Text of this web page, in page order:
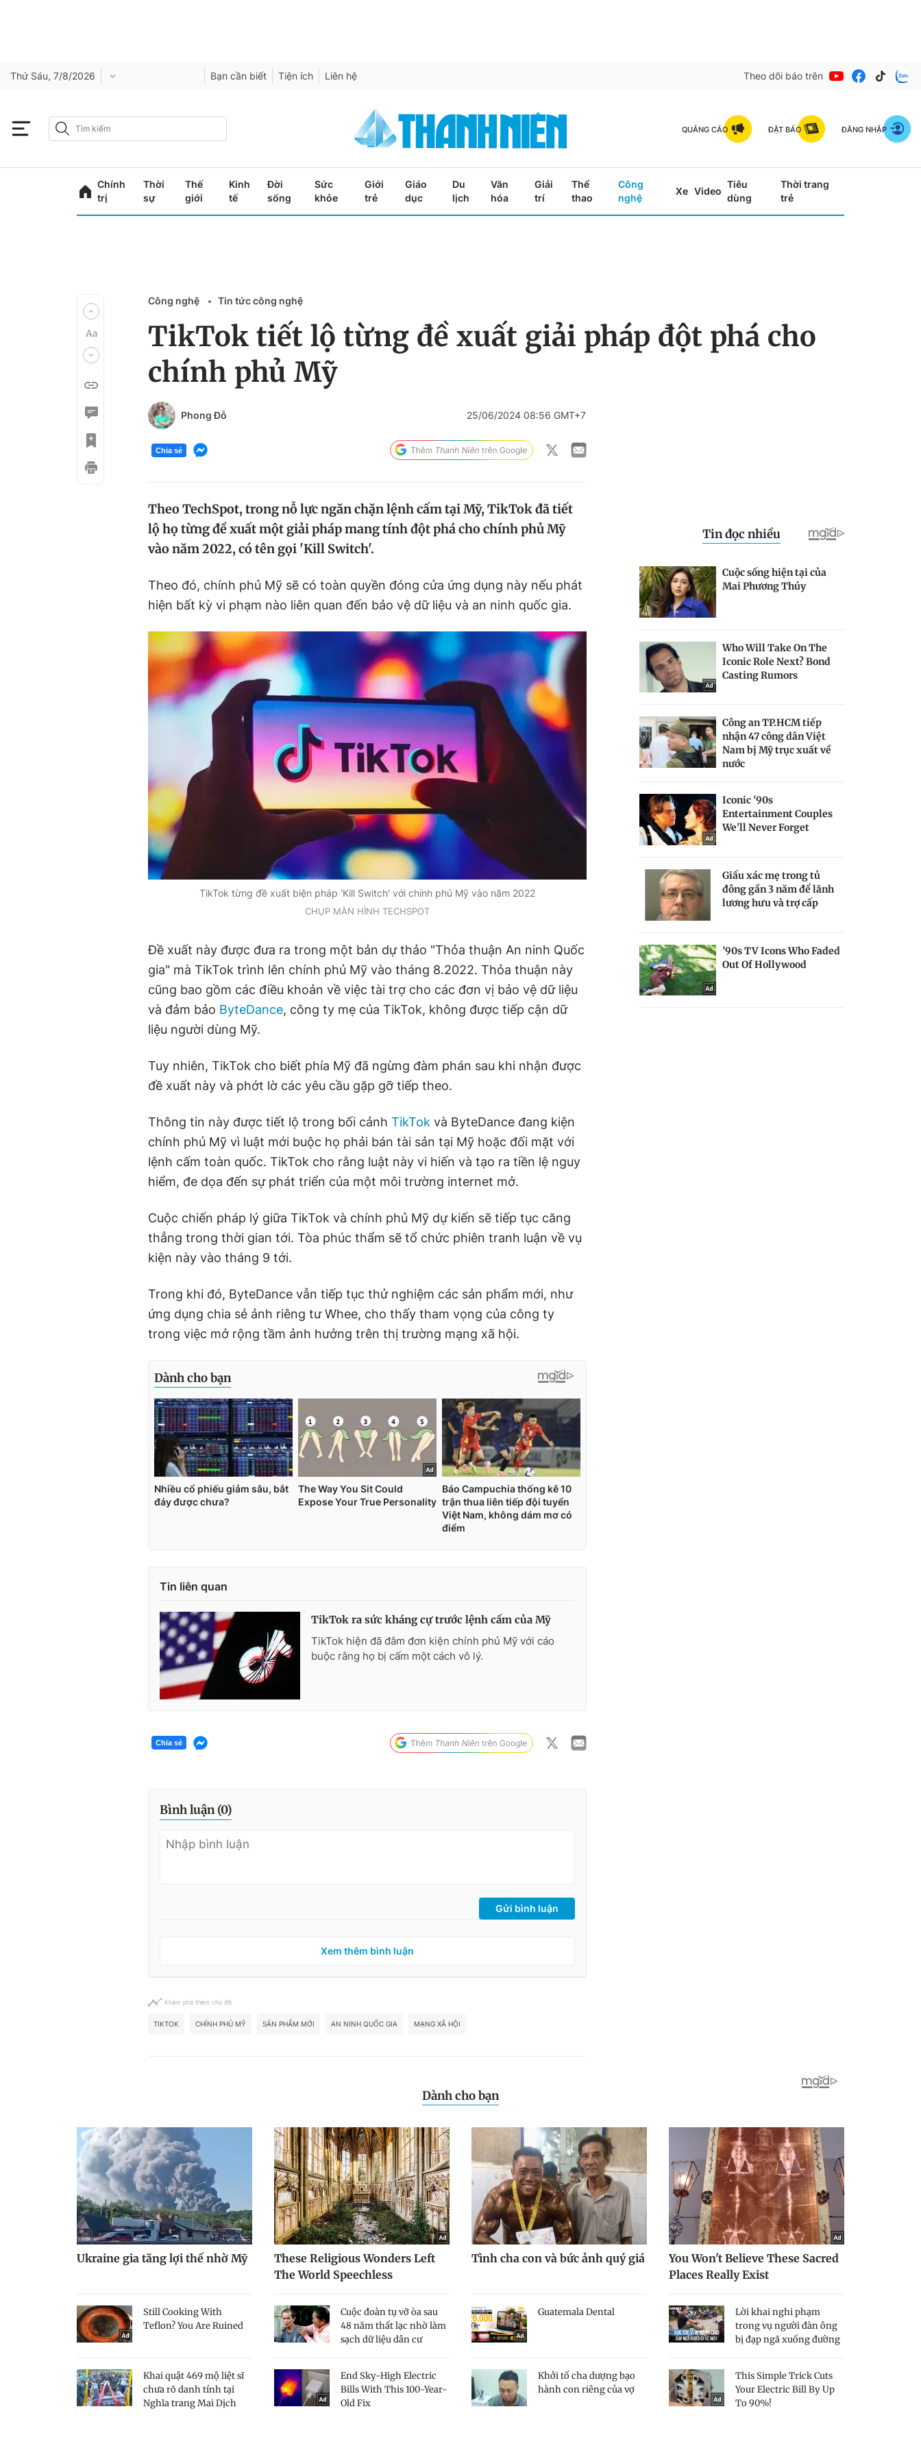
Thứ Sáu, 7/8/2026 Bạn cần biết Tiện ích Liên hệ Theo dõi báo trên
QUẢNG CÁO ĐẶT BÁO ĐĂNG NHẬP
Chính
trị
Thời
sự
Thế
giới
Kinh
tế
Đời
sống
Sức
khỏe
Giới
trẻ
Giáo
dục
Du
lịch
Văn
hóa
Giải
trí
Thể
thao
Công
nghệ
Xe Video
Tiêu
dùng
Thời trang
trẻ
Công nghệ Tin tức công nghệ
TikTok tiết lộ từng đề xuất giải pháp đột phá cho
chính phủ Mỹ
Phong Đỗ 25/06/2024 08:56 GMT+7
Chia sẻ
Theo TechSpot, trong nỗ lực ngăn chặn lệnh cấm tại Mỹ, TikTok đã tiết
lộ họ từng đề xuất một giải pháp mang tính đột phá cho chính phủ Mỹ
vào năm 2022, có tên gọi 'Kill Switch'.
Theo đó, chính phủ Mỹ sẽ có toàn quyền đóng cửa ứng dụng này nếu phát
hiện bất kỳ vi phạm nào liên quan đến bảo vệ dữ liệu và an ninh quốc gia.
TikTok từng đề xuất biện pháp 'Kill Switch' với chính phủ Mỹ vào năm 2022
CHỤP MÀN HÌNH TECHSPOT
Đề xuất này được đưa ra trong một bản dự thảo "Thỏa thuận An ninh Quốc
gia" mà TikTok trình lên chính phủ Mỹ vào tháng 8.2022. Thỏa thuận này
cũng bao gồm các điều khoản về việc tài trợ cho các đơn vị bảo vệ dữ liệu
và đảm bảo ByteDance, công ty mẹ của TikTok, không được tiếp cận dữ
liệu người dùng Mỹ.
Tuy nhiên, TikTok cho biết phía Mỹ đã ngừng đàm phán sau khi nhận được
đề xuất này và phớt lờ các yêu cầu gặp gỡ tiếp theo.
Thông tin này được tiết lộ trong bối cảnh TikTok và ByteDance đang kiện
chính phủ Mỹ vì luật mới buộc họ phải bán tài sản tại Mỹ hoặc đối mặt với
lệnh cấm toàn quốc. TikTok cho rằng luật này vi hiến và tạo ra tiền lệ nguy
hiểm, đe dọa đến sự phát triển của một môi trường internet mở.
Cuộc chiến pháp lý giữa TikTok và chính phủ Mỹ dự kiến sẽ tiếp tục căng
thẳng trong thời gian tới. Tòa phúc thẩm sẽ tổ chức phiên tranh luận về vụ
kiện này vào tháng 9 tới.
Trong khi đó, ByteDance vẫn tiếp tục thử nghiệm các sản phẩm mới, như
ứng dụng chia sẻ ảnh riêng tư Whee, cho thấy tham vọng của công ty
trong việc mở rộng tầm ảnh hưởng trên thị trường mạng xã hội.
Tin liên quan
TikTok ra sức kháng cự trước lệnh cấm của Mỹ
TikTok hiện đã đâm đơn kiện chính phủ Mỹ với cáo
buộc rằng họ bị cấm một cách vô lý.
Chia sẻ
Bình luận (0)
Gửi bình luận
Xem thêm bình luận
Khám phá thêm chủ đề
TIKTOK CHÍNH PHỦ MỸ SẢN PHẨM MỚI AN NINH QUỐC GIA MẠNG XÃ HỘI